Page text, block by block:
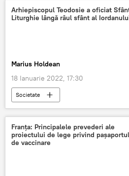
Arhiepiscopul Teodosie a oficiat
Liturghie lângă râul sfânt al
Marius Holdean
18 Ianuarie 2022, 17:30
Societate
Arhiepiscopul Tomisului, ÎPS Teodosie
Franţa: Principalele prevederi ale
proiectului de lege privind paşaportul
de vaccinare